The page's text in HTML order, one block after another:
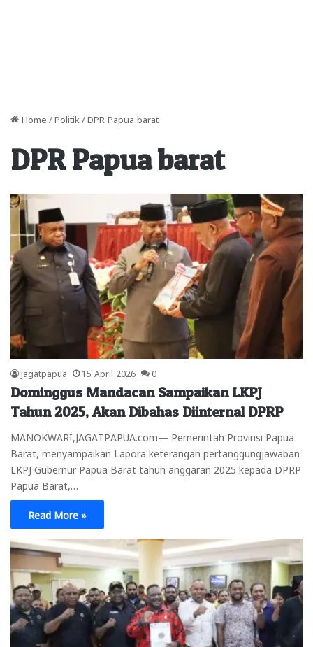
Home / Politik / DPR Papua barat
DPR Papua barat
jagatpapua 15 April 2026 0
Dominggus Mandacan Sampaikan LKPJ
Tahun 2025, Akan Dibahas Diinternal DPRP
MANOKWARI,JAGATPAPUA.com— Pemerintah Provinsi Papua
Barat, menyampaikan Lapora keterangan pertanggungjawaban
LKPJ Gubernur Papua Barat tahun anggaran 2025 kepada DPRP
Papua Barat,…
Read More »